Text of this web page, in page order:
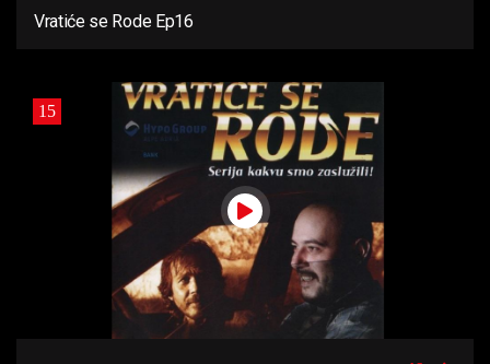
Vratiće se Rode Ep16
15